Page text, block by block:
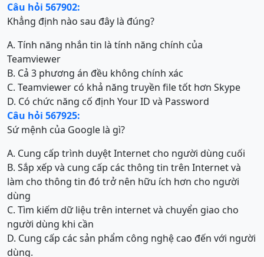
Câu hỏi 567902:
Khẳng định nào sau đây là đúng?
A. Tính năng nhắn tin là tính năng chính của
Teamviewer
B. Cả 3 phương án đều không chính xác
C. Teamviewer có khả năng truyền file tốt hơn Skype
D. Có chức năng cố định Your ID và Password
Câu hỏi 567925:
Sứ mệnh của Google là gì?
A. Cung cấp trình duyệt Internet cho người dùng cuối
B. Sắp xếp và cung cấp các thông tin trên Internet và
làm cho thông tin đó trở nên hữu ích hơn cho người
dùng
C. Tìm kiếm dữ liệu trên internet và chuyển giao cho
người dùng khi cần
D. Cung cấp các sản phẩm công nghệ cao đến với người
dùng.